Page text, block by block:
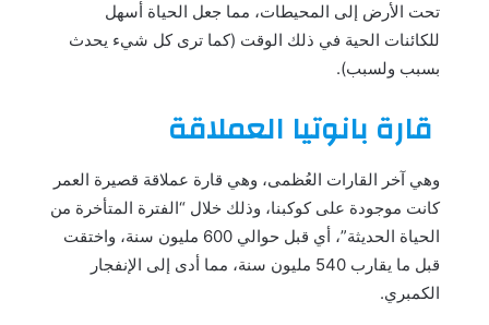
تحت الأرض إلى المحيطات، مما جعل الحياة أسهل
للكائنات الحية في ذلك الوقت (كما ترى كل شيء يحدث
بسبب ولسبب).
قارة بانوتيا العملاقة
وهي آخر القارات العُظمى، وهي قارة عملاقة قصيرة العمر
كانت موجودة على كوكبنا، وذلك خلال “الفترة المتأخرة من
الحياة الحديثة”، أي قبل حوالي 600 مليون سنة، واختقت
قبل ما يقارب 540 مليون سنة، مما أدى إلى الإنفجار
الكمبري.